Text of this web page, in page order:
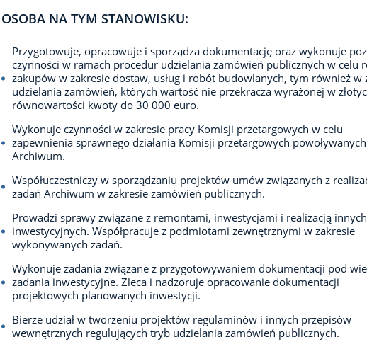
OSOBA NA TYM STANOWISKU:
Przygotowuje, opracowuje i sporządza dokumentację oraz wykonuje
czynności w ramach procedur udzielania zamówień publicznych w celu
zakupów w zakresie dostaw, usług i robót budowlanych, tym również w
udzielania zamówień, których wartość nie przekracza wyrażonej w
równowartości kwoty do 30 000 euro.
Wykonuje czynności w zakresie pracy Komisji przetargowych w celu
zapewnienia sprawnego działania Komisji przetargowych
Archiwum.
Współuczestniczy w sporządzaniu projektów umów związanych z
zadań Archiwum w zakresie zamówień publicznych.
Prowadzi sprawy związane z remontami, inwestycjami i realizacją
inwestycyjnych. Współpracuje z podmiotami zewnętrznymi w zakresie
wykonywanych zadań.
Wykonuje zadania związane z przygotowywaniem dokumentacji pod
zadania inwestycyjne. Zleca i nadzoruje opracowanie dokumentacji
projektowych planowanych inwestycji.
Bierze udział w tworzeniu projektów regulaminów i innych przepisów
wewnętrznych regulujących tryb udzielania zamówień publicznych.